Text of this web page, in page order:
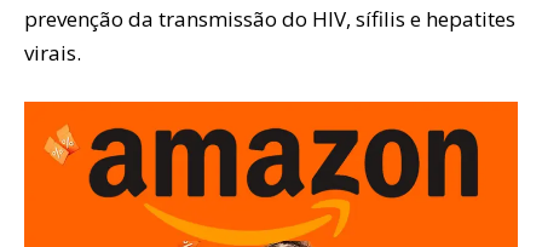
prevenção da transmissão do HIV, sífilis e hepatites
virais.